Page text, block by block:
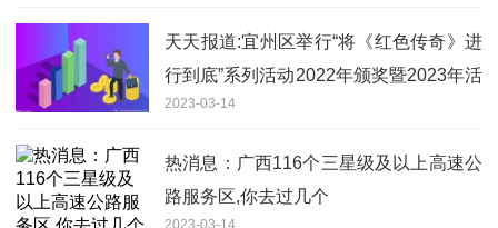
天天报道:宜州区举行“将《红色传奇》进
行到底”系列活动2022年颁奖暨2023年活
动启动仪式
2023-03-14
热消息：广西116个三星级及以上高速公
路服务区,你去过几个
2023-03-14